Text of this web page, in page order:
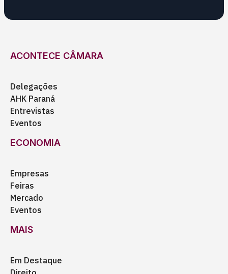
ACONTECE CÂMARA
Delegações
AHK Paraná
Entrevistas
Eventos
ECONOMIA
Empresas
Feiras
Mercado
Eventos
MAIS
Em Destaque